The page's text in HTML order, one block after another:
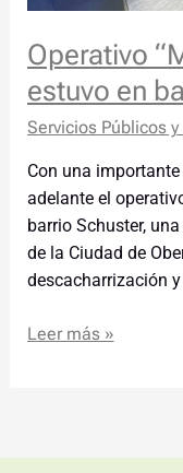
Operativo
estuvo en
Servicios Públicos y
Con una
adelante el
barrio Schuster,
de la Ciudad de
descacharrización
Leer más »